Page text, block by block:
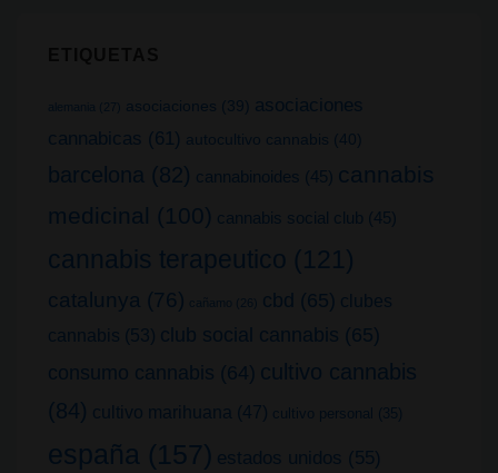
alemania (27) asociaciones (39)
asociaciones
cannabicas (61) autocultivo cannabis (40)
barcelona (82) cannabinoides (45) cannabis
medicinal (100) cannabis social club (45)
cannabis terapeutico (121)
catalunya (76) cañamo (26) cbd (65) clubes
cannabis (53) club social cannabis (65)
consumo cannabis (64) cultivo cannabis
(84) cultivo marihuana (47) cultivo personal (35)
españa (157) estados unidos (55)